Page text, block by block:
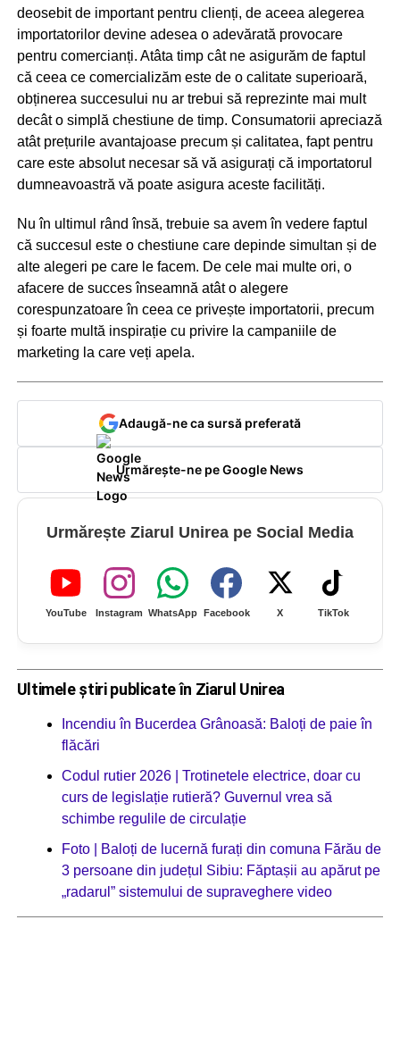
deosebit de important pentru clienți, de aceea alegerea
importatorilor devine adesea o adevărată provocare
pentru comercianți. Atâta timp cât ne asigurăm de faptul
că ceea ce comercializăm este de o calitate superioară,
obținerea succesului nu ar trebui să reprezinte mai mult
decât o simplă chestiune de timp. Consumatorii apreciază
atât prețurile avantajoase precum și calitatea, fapt pentru
care este absolut necesar să vă asigurați că importatorul
dumneavoastră vă poate asigura aceste facilități.
Nu în ultimul rând însă, trebuie sa avem în vedere faptul
că succesul este o chestiune care depinde simultan și de
alte alegeri pe care le facem. De cele mai multe ori, o
afacere de succes înseamnă atât o alegere
corespunzatoare în ceea ce privește importatorii, precum
și foarte multă inspirație cu privire la campaniile de
marketing la care veți apela.
Adaugă-ne ca sursă preferată
Urmărește-ne pe Google News
Urmărește Ziarul Unirea pe Social Media
YouTube Instagram WhatsApp Facebook X TikTok
Ultimele știri publicate în Ziarul Unirea
Incendiu în Bucerdea Grânoasă: Baloți de paie în
flăcări
Codul rutier 2026 | Trotinetele electrice, doar cu
curs de legislație rutieră? Guvernul vrea să
schimbe regulile de circulație
Foto | Baloți de lucernă furați din comuna Fărău de
3 persoane din județul Sibiu: Făptașii au apărut pe
„radarul” sistemului de supraveghere video